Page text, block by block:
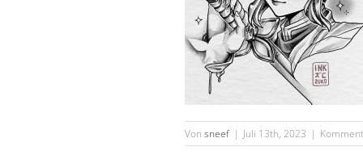
Vonsneef | Juli 13th, 2023 |